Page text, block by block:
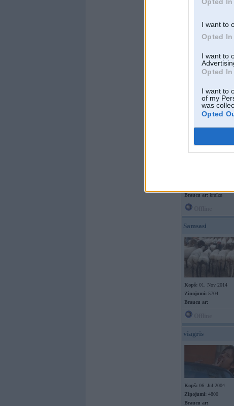
I want to
Opted In
I want to
Opted In
I want to
of my
was
Opted
Braucu ar:
Offline
Braucu ar: kruīzu
Samsasi
Kopš: 01. Nov 2014
Ziņojumi: 5704
Braucu ar:
viagris
Kopš: 06. Jul 2004
Ziņojumi: 4800
Braucu ar: